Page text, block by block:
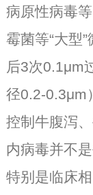
病原性病毒
霉菌等“大型
后3次0.1μm
径0.2-0.3μm
控制牛腹泻
内病毒并不
特别是临床